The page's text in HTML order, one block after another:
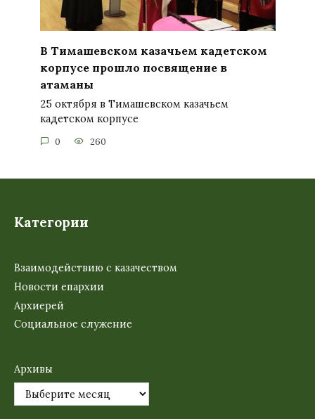
В Тимашевском казачьем кадетском
корпусе прошло посвящение в
атаманы
25 октября в Тимашевском казачьем
кадетском корпусе
0 260
Категории
Взаимодействию с казачеством
Новости епархии
Архиерей
Социальное служение
Архивы